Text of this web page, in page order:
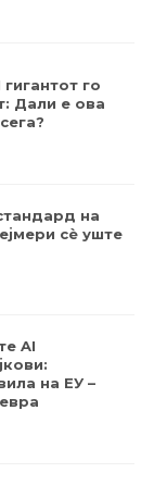
го
Дали е ова
на
​​сè уште
AI
на ЕУ –